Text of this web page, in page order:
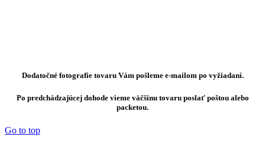
Dodatočné fotografie tovaru Vám pošleme e-mailom po vyžiadaní.
Po predchádzajúcej dohode vieme väčšinu tovaru poslať poštou alebo
packetou.
Go to top